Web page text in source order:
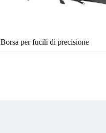
Borsa per fucili di precisione